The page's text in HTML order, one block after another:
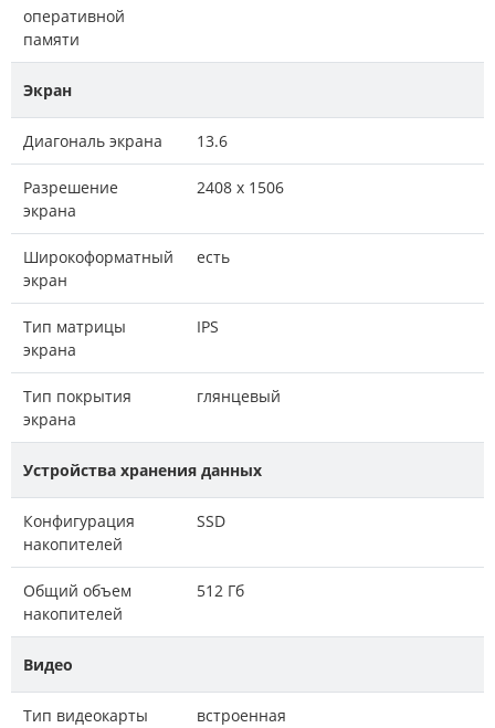
оперативной
памяти
Экран
Диагональ экрана 13.6
Разрешение
экрана
2408 x 1506
Широкоформатный
экран
есть
Тип матрицы
экрана
IPS
Тип покрытия
экрана
глянцевый
Устройства хранения данных
Конфигурация
накопителей
SSD
Общий объем
накопителей
512 Гб
Видео
Тип видеокарты встроенная